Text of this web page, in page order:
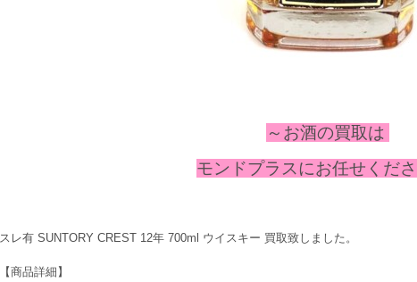
～お酒の買取は
モンドプラスにお任せくだ
スレ有 SUNTORY CREST 12年 700ml ウイスキー 買取致しました。
【商品詳細】